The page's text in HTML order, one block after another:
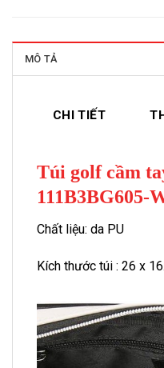
MÔ TẢ
CHI TIẾT
Túi golf cầm
111B3BG605-
Chất liệu: da PU
Kích thước túi : 26 x